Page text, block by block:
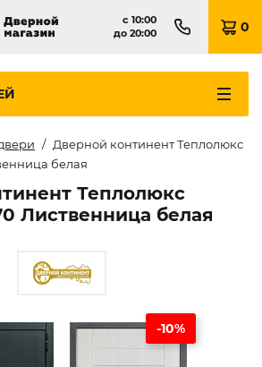
с 10:00
до 20:00 0
Дверной континент Теплолюкс
белая
Теплолюкс
Лиственница белая
-10%